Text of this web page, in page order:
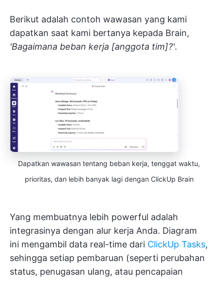
Berikut adalah contoh wawasan yang kami
dapatkan saat kami bertanya kepada Brain,
'Bagaimana beban kerja [anggota tim]?'.
Dapatkan wawasan tentang beban kerja, tenggat waktu,
prioritas, dan lebih banyak lagi dengan ClickUp Brain
Yang membuatnya lebih powerful adalah
integrasinya dengan alur kerja Anda. Diagram
ini mengambil data real-time dari ClickUp Tasks,
sehingga setiap pembaruan (seperti perubahan
status, penugasan ulang, atau pencapaian